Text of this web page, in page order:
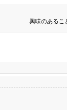
興味のあるこ